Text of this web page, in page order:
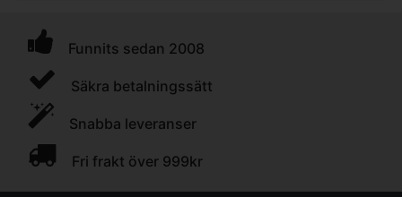
Funnits sedan 2008
Säkra betalningssätt
Snabba leveranser
Fri frakt över 999kr